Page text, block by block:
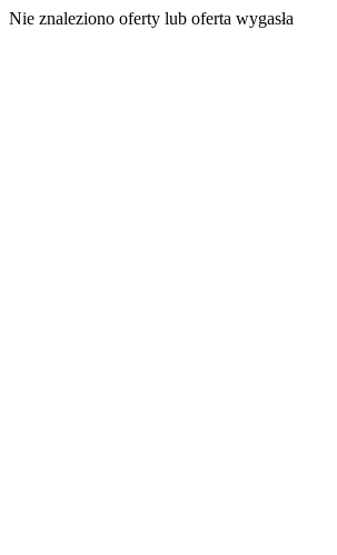
Nie znaleziono oferty lub oferta wygasła